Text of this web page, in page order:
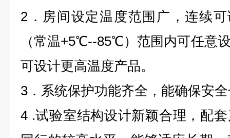
2 ．房间设定温度范围广，连续
（常温+5℃--85℃）范围内可任意
可设计更高温度产品。
3 ．系统保护功能齐全，能确保安
4 .试验室结构设计新颖合理，配